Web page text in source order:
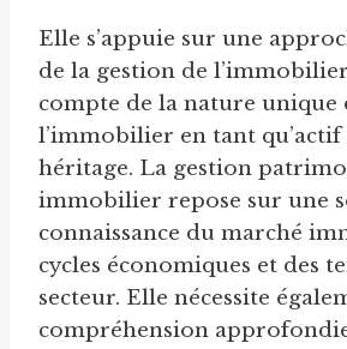
Elle s’appuie sur une
de la gestion de
compte de la nature unique
l’immobilier en tant
héritage. La gestion
immobilier repose sur une
connaissance du marché
cycles économiques et des
secteur. Elle nécessite
compréhension